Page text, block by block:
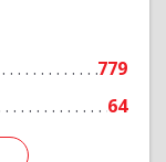
779
64